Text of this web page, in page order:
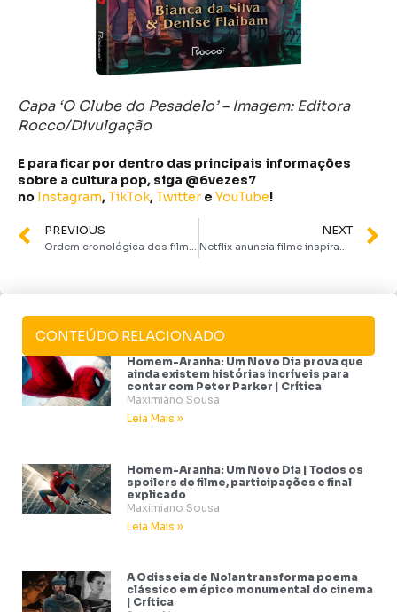
Capa ‘O Clube do Pesadelo’ – Imagem: Editora
Rocco/Divulgação
E para ficar por dentro das principais informações
sobre a cultura pop, siga @6vezes7
no Instagram,TikTok,Twitter e YouTube!
PREVIOUS
Ordem cronológica dos filmes dos X-Men: entenda a linha do tempo (confusa) da franquia
NEXT
Netflix anuncia filme inspirado no caso Elize Matsunaga com roteiro de Raphael Montes, autor de Beleza Fatal
CONTEÚDO RELACIONADO
Homem-Aranha: Um Novo Dia prova que
ainda existem histórias incríveis para
contar com Peter Parker | Crítica
Maximiano Sousa
Leia Mais »
Homem-Aranha: Um Novo Dia | Todos os
spoilers do filme, participações e final
explicado
Maximiano Sousa
Leia Mais »
A Odisseia de Nolan transforma poema
clássico em épico monumental do cinema
| Crítica